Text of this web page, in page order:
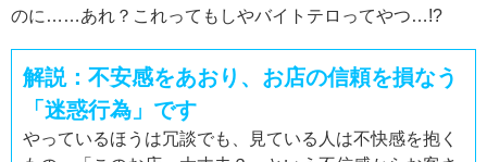
のに……あれ？これってもしやバイトテロってやつ…!?
解説：不安感をあおり、お店の信頼を損なう
「迷惑行為」です
やっているほうは冗談でも、見ている人は不快感を抱く